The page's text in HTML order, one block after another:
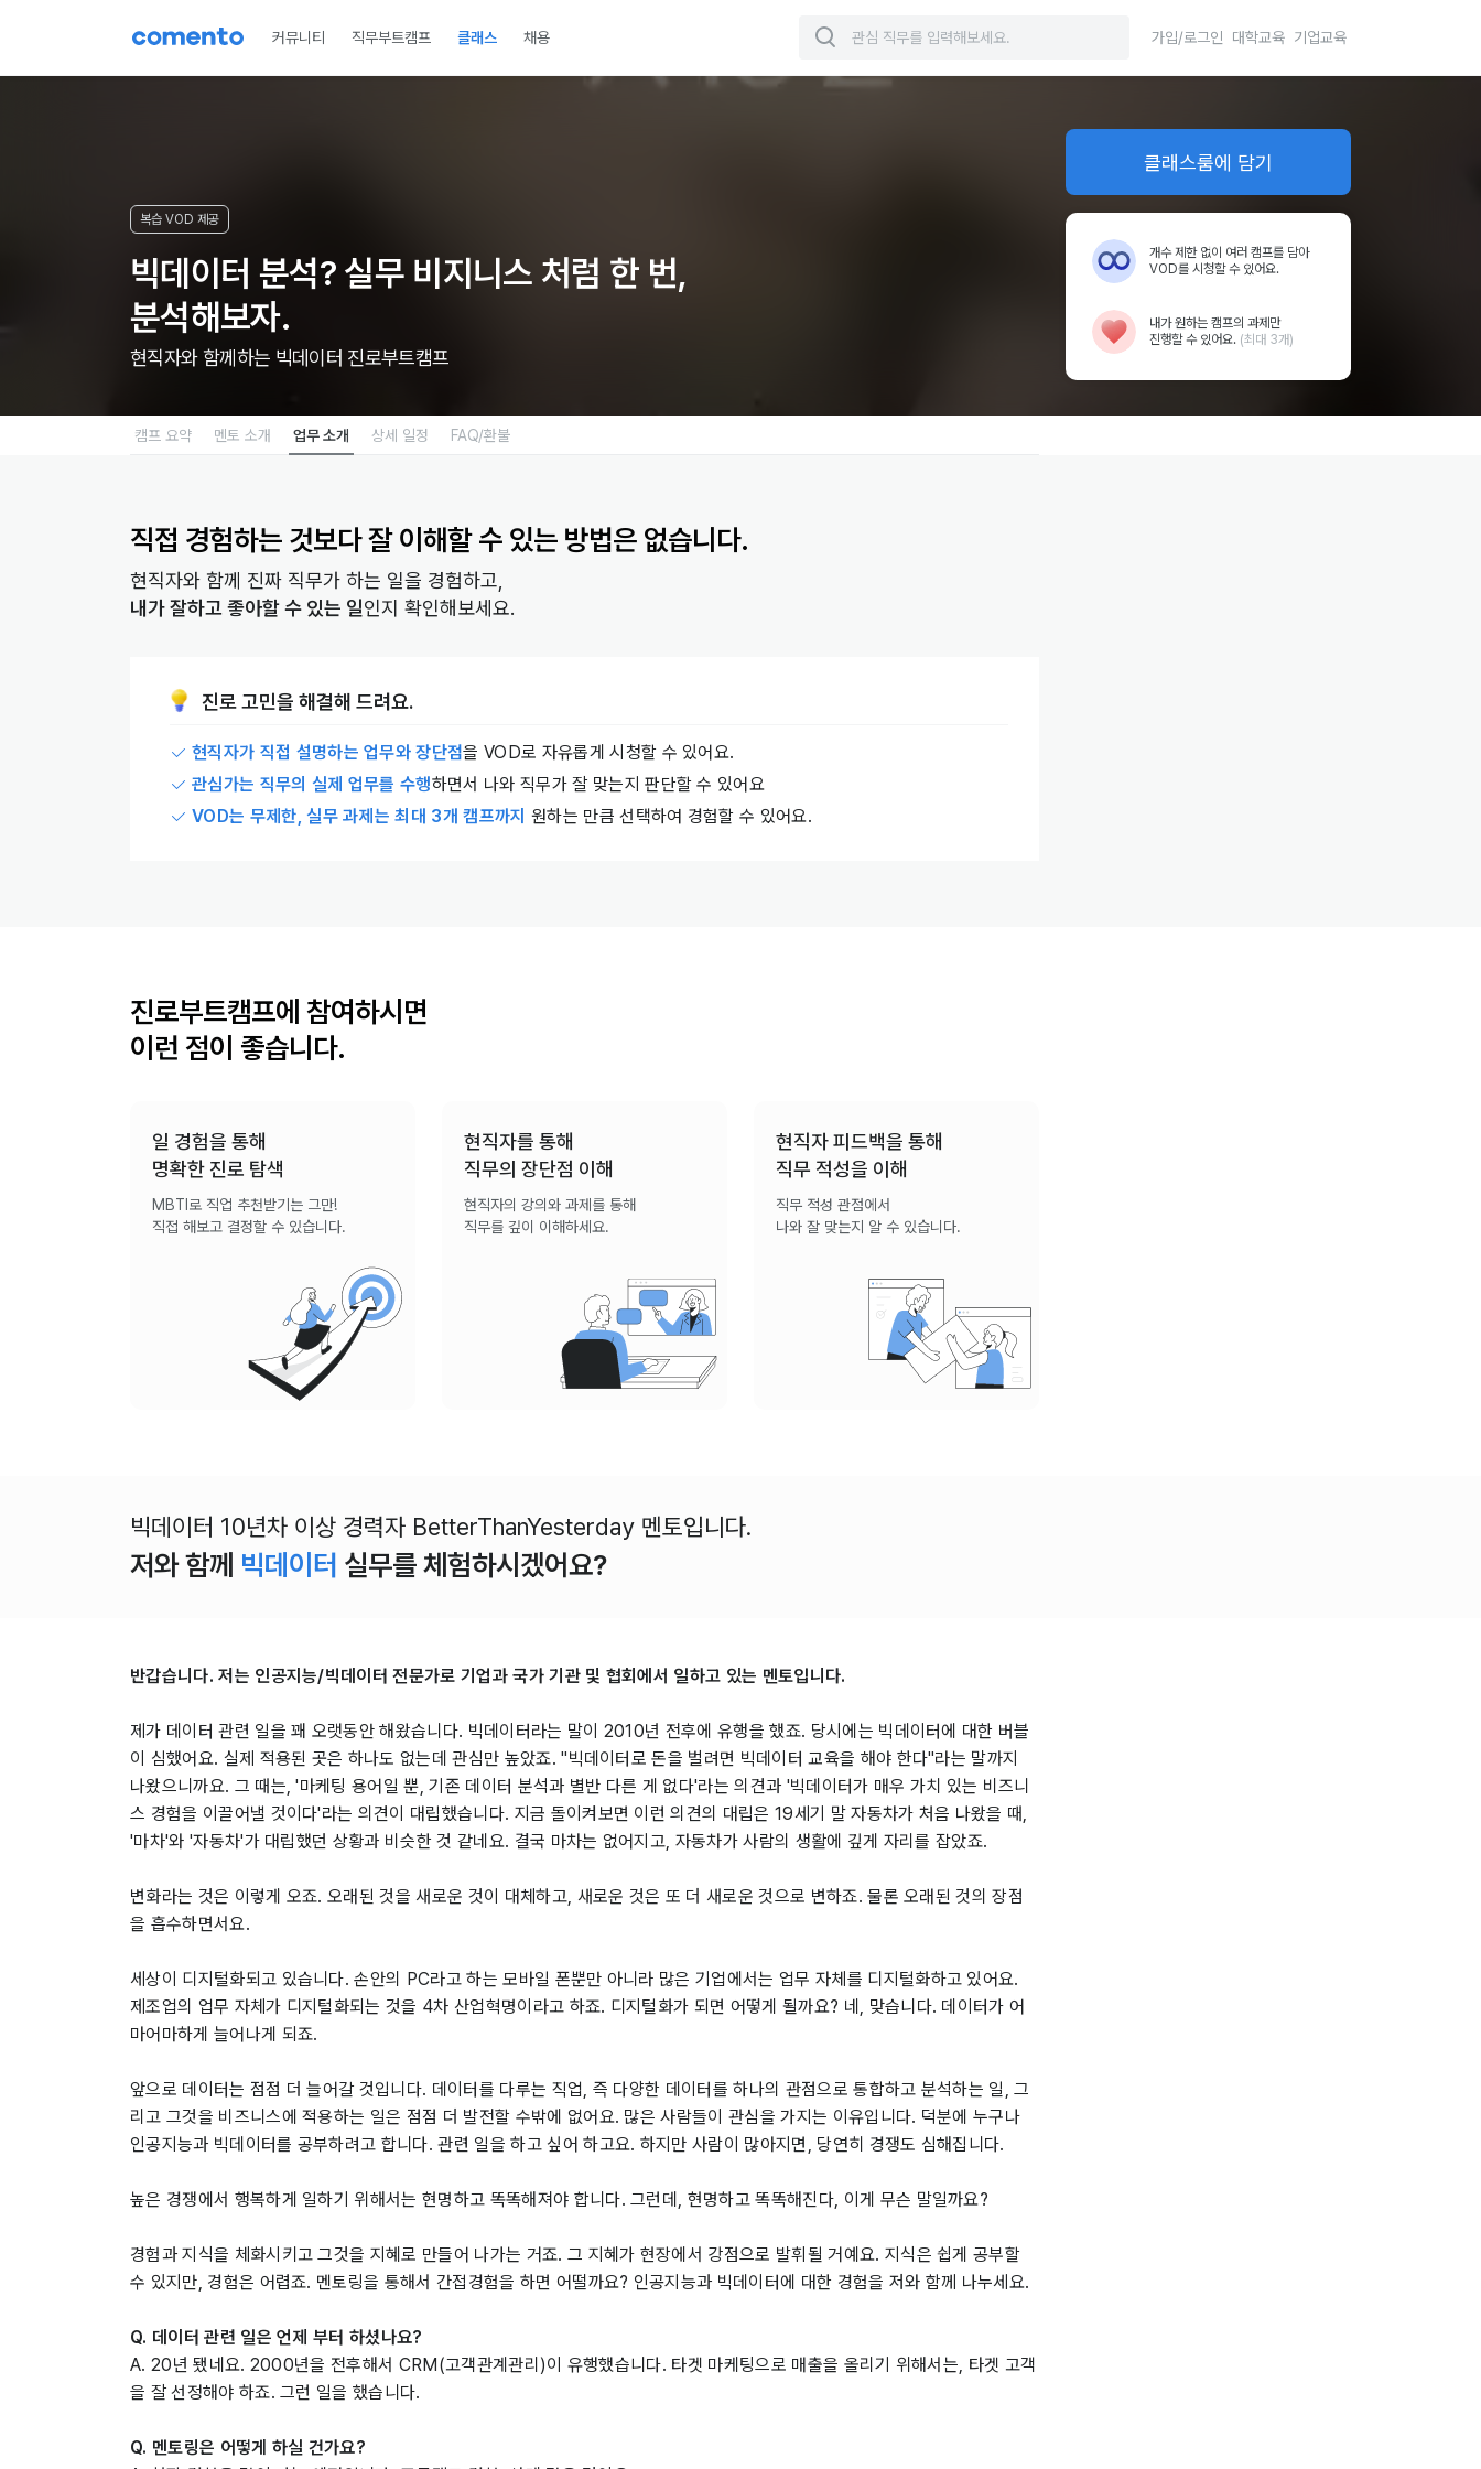
커뮤니티 직무부트캠프 클래스 채용 가입/로그인 대학교육 기업교육
국비지원 실무VOD 진로부트캠프 직무VOD 양성과정
복습 VOD 제공
빅데이터 분석? 실무 비지니스 처럼 한 번,
분석해보자.
현직자와 함께하는 빅데이터 진로부트캠프
클래스룸에 담기
개수 제한 없이 여러 캠프를 담아
VOD를 시청할 수 있어요.
내가 원하는 캠프의 과제만
진행할 수 있어요. (최대 3개)
캠프 요약 멘토 소개 업무 소개 상세 일정 FAQ/환불
직접 경험하는 것보다 잘 이해할 수 있는 방법은 없습니다.
현직자와 함께 진짜 직무가 하는 일을 경험하고,
내가 잘하고 좋아할 수 있는 일인지 확인해보세요.
진로 고민을 해결해 드려요.
현직자가 직접 설명하는 업무와 장단점을 VOD로 자유롭게 시청할 수 있어요.
관심가는 직무의 실제 업무를 수행하면서 나와 직무가 잘 맞는지 판단할 수 있어요
VOD는 무제한, 실무 과제는 최대 3개 캠프까지 원하는 만큼 선택하여 경험할 수 있어요.
진로부트캠프에 참여하시면
이런 점이 좋습니다.
일 경험을 통해
명확한 진로 탐색
MBTI로 직업 추천받기는 그만!
직접 해보고 결정할 수 있습니다.
현직자를 통해
직무의 장단점 이해
현직자의 강의와 과제를 통해
직무를 깊이 이해하세요.
현직자 피드백을 통해
직무 적성을 이해
직무 적성 관점에서
나와 잘 맞는지 알 수 있습니다.
빅데이터 10년차 이상 경력자 BetterThanYesterday 멘토입니다.
저와 함께 빅데이터 실무를 체험하시겠어요?
반갑습니다. 저는 인공지능/빅데이터 전문가로 기업과 국가 기관 및 협회에서 일하고 있는 멘토입니다.
제가 데이터 관련 일을 꽤 오랫동안 해왔습니다. 빅데이터라는 말이 2010년 전후에 유행을 했죠. 당시에는 빅데이터에 대한 버블
이 심했어요. 실제 적용된 곳은 하나도 없는데 관심만 높았죠. "빅데이터로 돈을 벌려면 빅데이터 교육을 해야 한다"라는 말까지
나왔으니까요. 그 때는, '마케팅 용어일 뿐, 기존 데이터 분석과 별반 다른 게 없다'라는 의견과 '빅데이터가 매우 가치 있는 비즈니
스 경험을 이끌어낼 것이다'라는 의견이 대립했습니다. 지금 돌이켜보면 이런 의견의 대립은 19세기 말 자동차가 처음 나왔을 때,
'마차'와 '자동차'가 대립했던 상황과 비슷한 것 같네요. 결국 마차는 없어지고, 자동차가 사람의 생활에 깊게 자리를 잡았죠.
변화라는 것은 이렇게 오죠. 오래된 것을 새로운 것이 대체하고, 새로운 것은 또 더 새로운 것으로 변하죠. 물론 오래된 것의 장점
을 흡수하면서요.
세상이 디지털화되고 있습니다. 손안의 PC라고 하는 모바일 폰뿐만 아니라 많은 기업에서는 업무 자체를 디지털화하고 있어요.
제조업의 업무 자체가 디지털화되는 것을 4차 산업혁명이라고 하죠. 디지털화가 되면 어떻게 될까요? 네, 맞습니다. 데이터가 어
마어마하게 늘어나게 되죠.
앞으로 데이터는 점점 더 늘어갈 것입니다. 데이터를 다루는 직업, 즉 다양한 데이터를 하나의 관점으로 통합하고 분석하는 일, 그
리고 그것을 비즈니스에 적용하는 일은 점점 더 발전할 수밖에 없어요. 많은 사람들이 관심을 가지는 이유입니다. 덕분에 누구나
인공지능과 빅데이터를 공부하려고 합니다. 관련 일을 하고 싶어 하고요. 하지만 사람이 많아지면, 당연히 경쟁도 심해집니다.
높은 경쟁에서 행복하게 일하기 위해서는 현명하고 똑똑해져야 합니다. 그런데, 현명하고 똑똑해진다, 이게 무슨 말일까요?
경험과 지식을 체화시키고 그것을 지혜로 만들어 나가는 거죠. 그 지혜가 현장에서 강점으로 발휘될 거예요. 지식은 쉽게 공부할
수 있지만, 경험은 어렵죠. 멘토링을 통해서 간접경험을 하면 어떨까요? 인공지능과 빅데이터에 대한 경험을 저와 함께 나누세요.
Q. 데이터 관련 일은 언제 부터 하셨나요?
A. 20년 됐네요. 2000년을 전후해서 CRM(고객관계관리)이 유행했습니다. 타겟 마케팅으로 매출을 올리기 위해서는, 타겟 고객
을 잘 선정해야 하죠. 그런 일을 했습니다.
Q. 멘토링은 어떻게 하실 건가요?